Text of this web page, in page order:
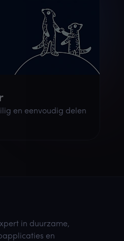
en eenvoudig delen
in duurzame,
en